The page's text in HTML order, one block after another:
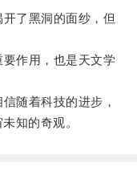
了黑洞的面纱，但
作用，也是天文学
随着科技的进步，
知的奇观。